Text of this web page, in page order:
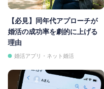
【必見】同年代アプローチが
婚活の成功率を劇的に上げる
理由
婚活アプリ・ネット婚活